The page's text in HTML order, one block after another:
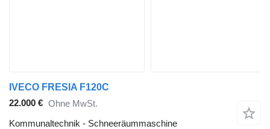
IVECO FRESIA F120C
22.000 € Ohne MwSt.
Kommunaltechnik - Schneeräummaschine